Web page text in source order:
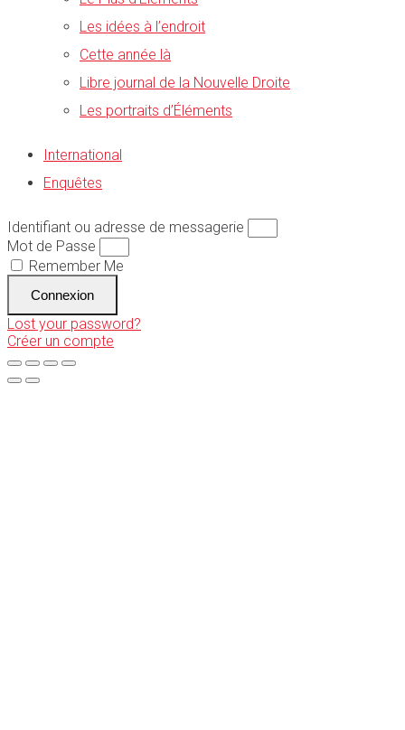
Les idées à l’endroit
Cette année là
Libre journal de la Nouvelle Droite
Les portraits d’Éléments
International
Enquêtes
Identifiant ou adresse de messagerie
Mot de Passe
Remember Me
Connexion
Lost your password?
Créer un compte